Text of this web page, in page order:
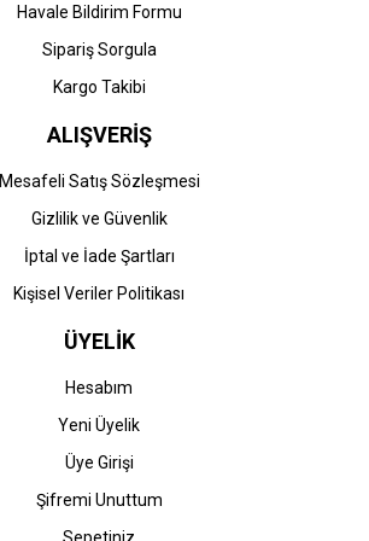
Gönder
Havale Bildirim Formu
Sipariş Sorgula
Kargo Takibi
ALIŞVERİŞ
Mesafeli Satış Sözleşmesi
Gizlilik ve Güvenlik
İptal ve İade Şartları
Kişisel Veriler Politikası
ÜYELİK
Hesabım
Yeni Üyelik
Üye Girişi
Şifremi Unuttum